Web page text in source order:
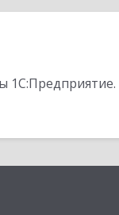
1С:Предприятие.